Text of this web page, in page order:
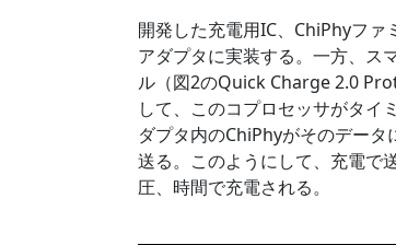
開発した充電用IC、ChiPhyファ
アダプタに実装する。一方、ス
ル（図2のQuick Charge 2.0
して、このコプロセッサがタイ
ダプタ内のChiPhyがそのデー
送る。このようにして、充電で
圧、時間で充電される。